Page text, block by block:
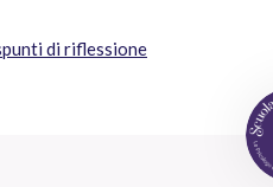
di riflessione